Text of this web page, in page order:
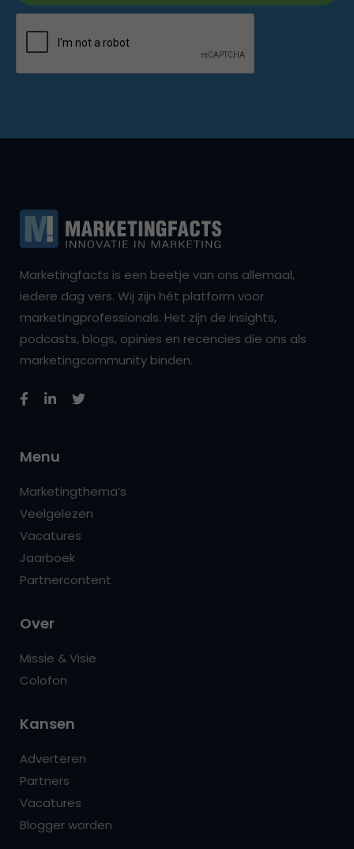
Marketingfacts is een beetje van ons allemaal,
iedere dag vers. Wij zijn hét platform voor
marketingprofessionals. Het zijn de insights,
podcasts, blogs, opinies en recencies die ons als
marketingcommunity binden.
Menu
Marketingthema’s
Veelgelezen
Vacatures
Jaarboek
Partnercontent
Over
Missie & Visie
Colofon
Kansen
Adverteren
Partners
Vacatures
Blogger worden